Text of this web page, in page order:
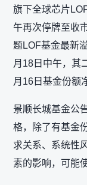
旗下全球芯片
午再次停牌至收
题LOF基金最新
月18日中午，其
月16日基金份额
景顺长城基金公
格，除了有基金
求关系、系统性
素的影响，可能